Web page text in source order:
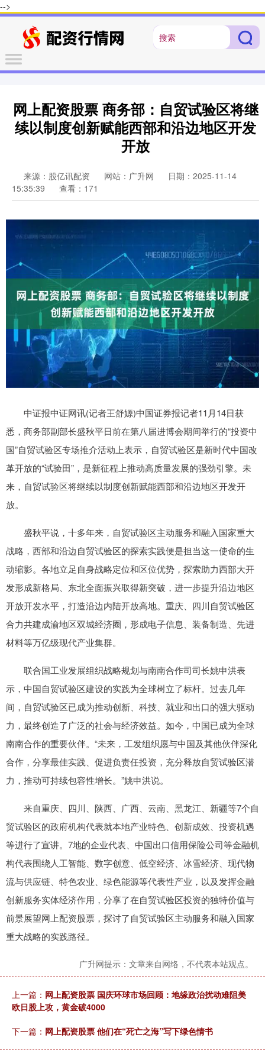
-->
网上配资股票 商务部：自贸试验区将继
续以制度创新赋能西部和沿边地区开发
开放
来源：股亿讯配资 网站：广升网
日期：2025-11-14
15:35:39
查看：171
中证报中证网讯(记者王舒嫄)中国证券报记者11月14日获
悉，商务部副部长盛秋平日前在第八届进博会期间举行的“投资中
国”自贸试验区专场推介活动上表示，自贸试验区是新时代中国改
革开放的“试验田”，是新征程上推动高质量发展的强劲引擎。未
来，自贸试验区将继续以制度创新赋能西部和沿边地区开发开
放。
盛秋平说，十多年来，自贸试验区主动服务和融入国家重大
战略，西部和沿边自贸试验区的探索实践便是担当这一使命的生
动缩影。各地立足自身战略定位和区位优势，探索助力西部大开
发形成新格局、东北全面振兴取得新突破，进一步提升沿边地区
开放开发水平，打造沿边内陆开放高地。重庆、四川自贸试验区
合力共建成渝地区双城经济圈，形成电子信息、装备制造、先进
材料等万亿级现代产业集群。
联合国工业发展组织战略规划与南南合作司司长姚申洪表
示，中国自贸试验区建设的实践为全球树立了标杆。过去几年
间，自贸试验区已成为推动创新、科技、就业和出口的强大驱动
力，最终创造了广泛的社会与经济效益。如今，中国已成为全球
南南合作的重要伙伴。“未来，工发组织愿与中国及其他伙伴深化
合作，分享最佳实践、促进负责任投资，充分释放自贸试验区潜
力，推动可持续包容性增长。”姚申洪说。
来自重庆、四川、陕西、广西、云南、黑龙江、新疆等7个自
贸试验区的政府机构代表就本地产业特色、创新成效、投资机遇
等进行了宣讲。7地的企业代表、中国出口信用保险公司等金融机
构代表围绕人工智能、数字创意、低空经济、冰雪经济、现代物
流与供应链、特色农业、绿色能源等代表性产业，以及发挥金融
创新服务实体经济作用，分享了在自贸试验区投资的独特价值与
前景展望网上配资股票，探讨了自贸试验区主动服务和融入国家
重大战略的实践路径。
广升网提示：文章来自网络，不代表本站观点。
上一篇： 网上配资股票 国庆环球市场回顾：地缘政治扰动难阻美
欧日股上攻，黄金破4000
下一篇： 网上配资股票 他们在“死亡之海”写下绿色情书